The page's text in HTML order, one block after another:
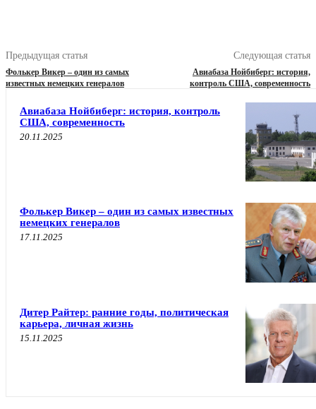
Предыдущая статья
Фолькер Викер – один из самых
известных немецких генералов
Следующая статья
Авиабаза Нойбиберг: история,
контроль США, современность
Авиабаза Нойбиберг: история, контроль
США, современность
20.11.2025
Фолькер Викер – один из самых известных
немецких генералов
17.11.2025
Дитер Райтер: ранние годы, политическая
карьера, личная жизнь
15.11.2025